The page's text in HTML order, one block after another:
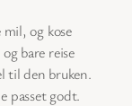
og kose
bare reise
til den bruken.
passet godt.